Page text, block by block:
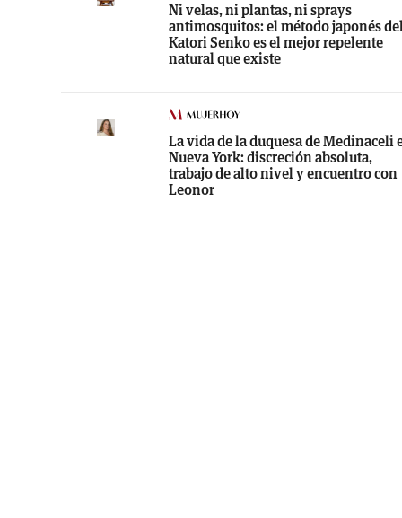
Ni velas, ni plantas, ni sprays
antimosquitos: el método japonés
Katori Senko es el mejor repelente
natural que existe
La vida de la duquesa de Medinaceli
Nueva York: discreción absoluta,
trabajo de alto nivel y encuentro con
Leonor